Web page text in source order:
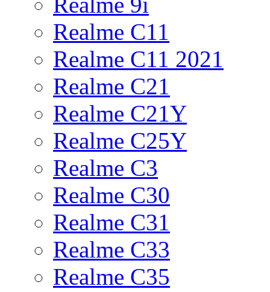
Realme C11
Realme C11 2021
Realme C21
Realme C21Y
Realme C25Y
Realme C3
Realme C30
Realme C31
Realme C33
Realme C35